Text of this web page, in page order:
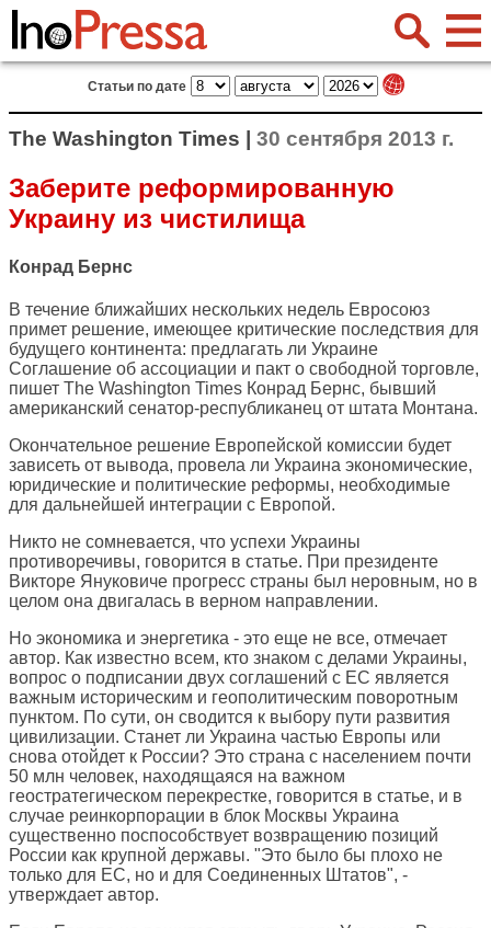
Статьи по дате
The Washington Times | 30 сентября 2013 г.
Заберите реформированную
Украину из чистилища
Конрад Бернс
В течение ближайших нескольких недель Евросоюз
примет решение, имеющее критические последствия для
будущего континента: предлагать ли Украине
Соглашение об ассоциации и пакт о свободной торговле,
пишет The Washington Times Конрад Бернс, бывший
американский сенатор-республиканец от штата Монтана.
Окончательное решение Европейской комиссии будет
зависеть от вывода, провела ли Украина экономические,
юридические и политические реформы, необходимые
для дальнейшей интеграции с Европой.
Никто не сомневается, что успехи Украины
противоречивы, говорится в статье. При президенте
Викторе Януковиче прогресс страны был неровным, но в
целом она двигалась в верном направлении.
Но экономика и энергетика - это еще не все, отмечает
автор. Как известно всем, кто знаком с делами Украины,
вопрос о подписании двух соглашений с ЕС является
важным историческим и геополитическим поворотным
пунктом. По сути, он сводится к выбору пути развития
цивилизации. Станет ли Украина частью Европы или
снова отойдет к России? Это страна с населением почти
50 млн человек, находящаяся на важном
геостратегическом перекрестке, говорится в статье, и в
случае реинкорпорации в блок Москвы Украина
существенно поспособствует возвращению позиций
России как крупной державы. "Это было бы плохо не
только для ЕС, но и для Соединенных Штатов", -
утверждает автор.